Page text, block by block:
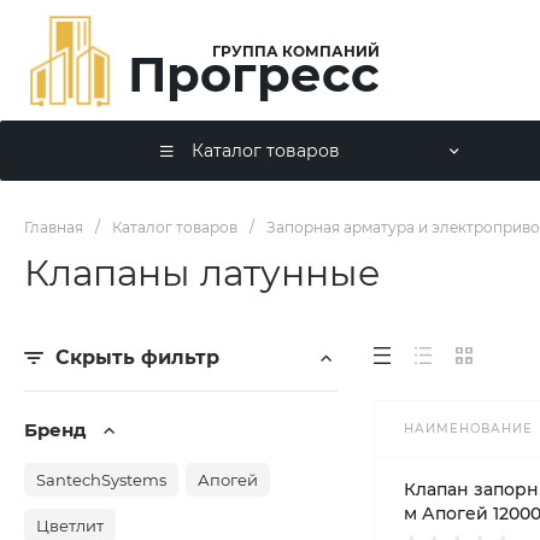
ГРУППА КОМПАНИЙ
Прогресс
Каталог товаров
Главная / Каталог товаров / Запорная арматура и
Клапаны латунные
Скрыть фильтр
Бренд
SantechSystems Апогей
Цветлит
НАИМЕНОВАНИЕ
Клапан
м Апогей